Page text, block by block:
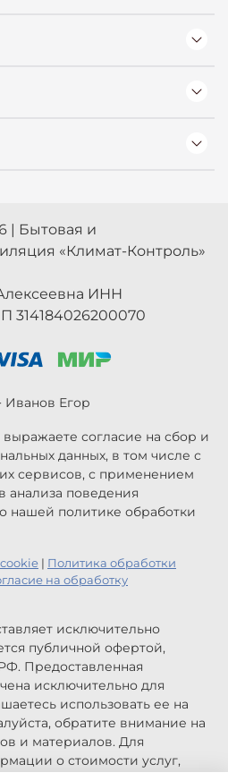
| Бытовая и
«Климат-Контроль»
ИНН
314184026200070
Иванов Егор
выражаете согласие на сбор и
данных, в том числе с
сервисов, с применением
анализа поведения
нашей политике обработки
| Политика обработки
на обработку
исключительно
публичной офертой,
Предоставленная
исключительно для
использовать ее на
обратите внимание на
и материалов. Для
о стоимости услуг,